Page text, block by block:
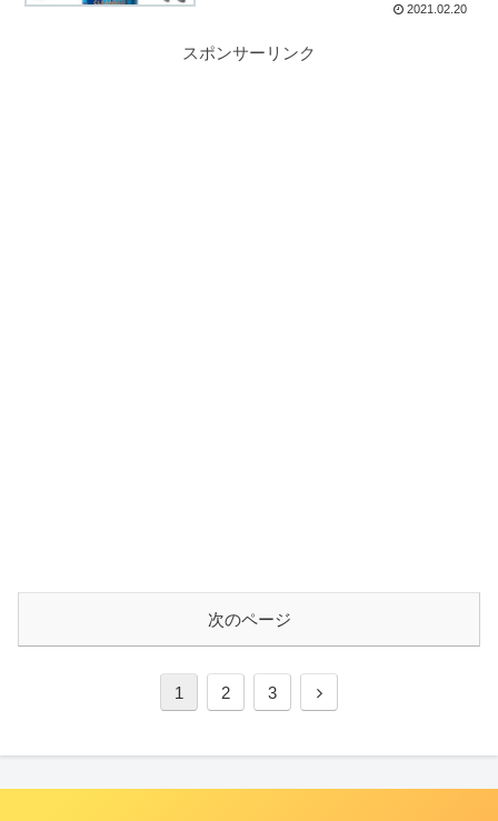
2021.02.20
スポンサーリンク
次のページ
1 2 3